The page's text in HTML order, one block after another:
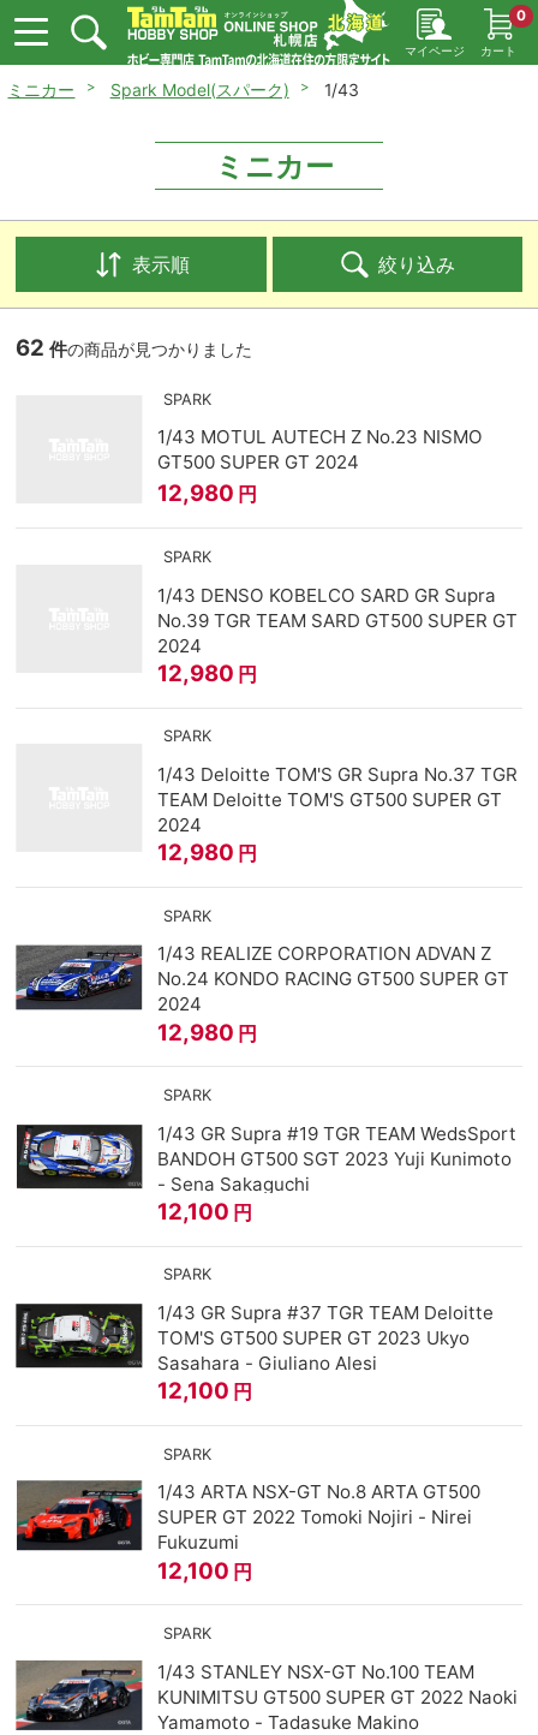
マイページ カート
0
ミニカー Spark Model(スパーク) 1/43
ミニカー
表示順 絞り込み
62 件の商品が見つかりました
SPARK
1/43 MOTUL AUTECH Z No.23 NISMO
GT500 SUPER GT 2024
12,980 円
SPARK
1/43 DENSO KOBELCO SARD GR Supra
No.39 TGR TEAM SARD GT500 SUPER GT
2024
12,980 円
SPARK
1/43 Deloitte TOM'S GR Supra No.37 TGR
TEAM Deloitte TOM'S GT500 SUPER GT
2024
12,980 円
SPARK
1/43 REALIZE CORPORATION ADVAN Z
No.24 KONDO RACING GT500 SUPER GT
2024
12,980 円
SPARK
1/43 GR Supra #19 TGR TEAM WedsSport
BANDOH GT500 SGT 2023 Yuji Kunimoto
- Sena Sakaguchi
12,100 円
SPARK
1/43 GR Supra #37 TGR TEAM Deloitte
TOM'S GT500 SUPER GT 2023 Ukyo
Sasahara - Giuliano Alesi
12,100 円
SPARK
1/43 ARTA NSX-GT No.8 ARTA GT500
SUPER GT 2022 Tomoki Nojiri - Nirei
Fukuzumi
12,100 円
SPARK
1/43 STANLEY NSX-GT No.100 TEAM
KUNIMITSU GT500 SUPER GT 2022 Naoki
Yamamoto - Tadasuke Makino